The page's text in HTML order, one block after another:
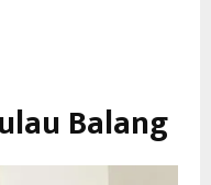
Balang